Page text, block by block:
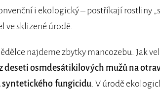
i ekologický – postříkají rostliny
ve sklizené úrodě.
najdeme zbytky mancozebu. Jak
deseti osmdesátikilových mužů na
syntetického fungicidu. V úrodě